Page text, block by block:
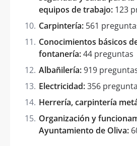
equipos de trabajo: 123
Carpintería: 561
Conocimientos básicos
fontanería:44 preguntas
Albañilería:919
Electricidad:356
Herrería, carpintería
Organización y
Ayuntamiento de Oliva: